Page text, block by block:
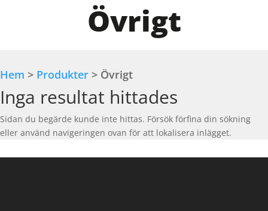
Övrigt
Hem > Produkter > Övrigt
Inga resultat hittades
Sidan du begärde kunde inte hittas. Försök förfina din sökning
eller använd navigeringen ovan för att lokalisera inlägget.